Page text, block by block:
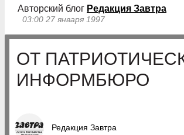
Авторский блог Редакция Завтра
03:00 27 января 1997
ОТ
ИНФОРМБЮРО
Редакция Завтра